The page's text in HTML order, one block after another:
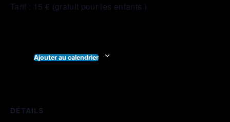
Tarif : 15 € (gratuit pour les enfants )
Ajouter au calendrier
DÉTAILS